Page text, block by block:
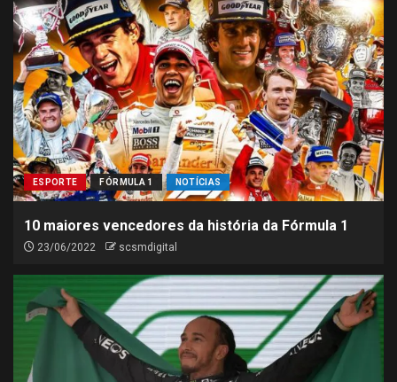
ESPORTE FÓRMULA 1 NOTÍCIAS
10 maiores vencedores da história da Fórmula 1
23/06/2022 scsmdigital